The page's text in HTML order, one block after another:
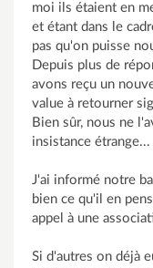
moi ils étaient en
et étant dans le
pas qu'on puisse
Depuis plus de
avons reçu un
value à retourner
Bien sûr, nous ne
insistance étrange...
J'ai informé notre
bien ce qu'il en
appel à une
Si d'autres on déjà